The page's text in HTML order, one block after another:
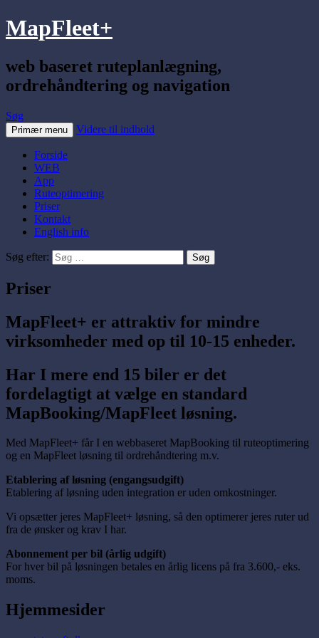
MapFleet+
web baseret ruteplanlægning,
ordrehåndtering og navigation
Søg
Primær menu Videre til indhold
Forside
WEB
App
Ruteoptimering
Priser
Kontakt
English info
Søg efter:
Priser
MapFleet+ er attraktiv for mindre
virksomheder med op til 10-15 enheder.
Har I mere end 15 biler er det
fordelagtigt at vælge en standard
MapBooking/MapFleet løsning.
Med MapFleet+ får I en webbaseret MapBooking til ruteoptimering
og en MapFleet løsning til ordrehåndtering m.v.
Etablering af løsning (engangsudgift)
Etablering af løsning uden integration er uden omkostninger.
Vi opsætter jeres MapFleet+ løsning, så den optimerer jeres ruter ud
fra de ønsker og krav I har.
Abonnement per bil (årlig udgift)
For hver bil på løsningen betales en årlig licens på fra 3.600,- eks.
moms.
Hjemmesider